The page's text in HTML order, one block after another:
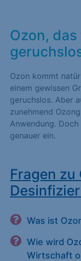
Ozon,
Ozon kommt
einem gewissen
geruchslos. Aber
zunehmend
Anwendung.
genauer ein.
Fragen zu
Was ist
Wie wird
Wirtschaft